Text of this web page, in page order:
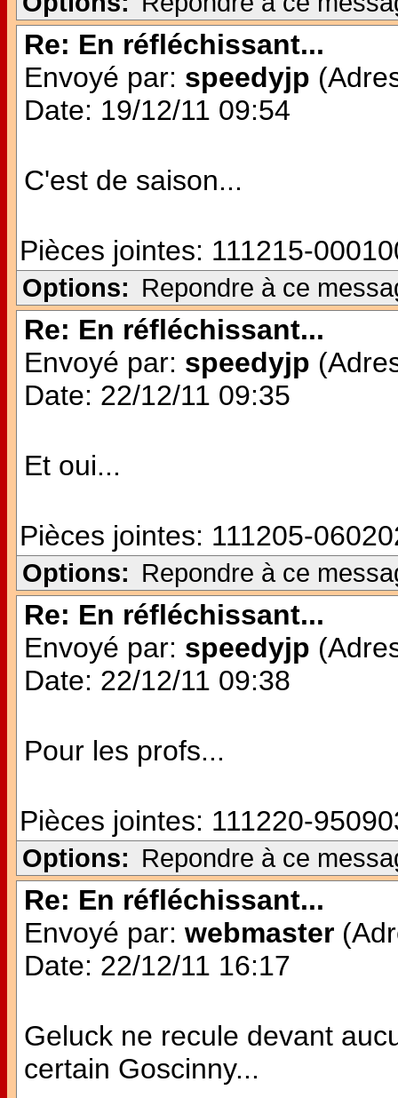
Re: En réfléchissant...
Envoyé par: speedyjp
Date: 19/12/11 09:54
C'est de saison...
Pièces jointes: 111215-
Options: Repondre à ce
Re: En réfléchissant...
Envoyé par: speedyjp
Date: 22/12/11 09:35
Et oui...
Pièces jointes: 111205-
Options: Repondre à ce
Re: En réfléchissant...
Envoyé par: speedyjp
Date: 22/12/11 09:38
Pour les profs...
Pièces jointes: 111220-
Options: Repondre à ce
Re: En réfléchissant...
Envoyé par: webmaster
Date: 22/12/11 16:17
Geluck ne recule devant
certain Goscinny...